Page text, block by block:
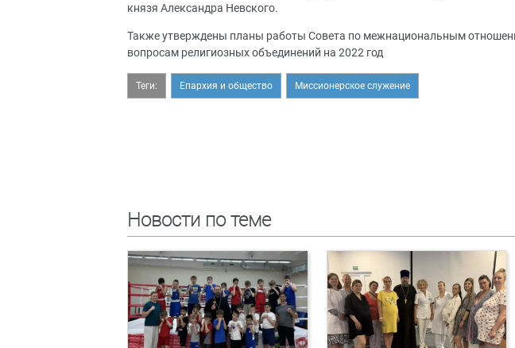
князя Александра Невского.
Также утверждены планы работы Совета по межнациональным
вопросам религиозных объединений на 2022 год
Теги: Епархия и общество Миссионерское служение
Новости по теме